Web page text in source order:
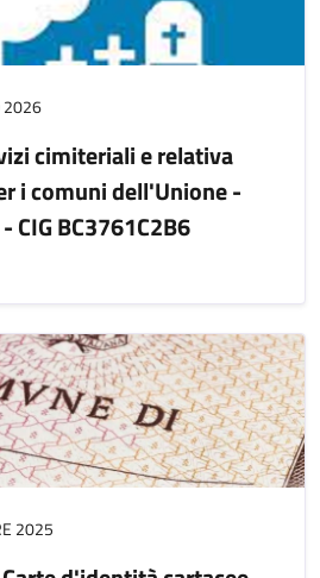
2026
cimiteriali e relativa
i comuni dell'Unione -
BC3761C2B6
2025